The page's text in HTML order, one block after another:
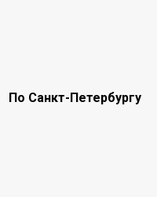
По Санкт-Петербургу